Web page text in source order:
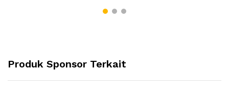
Produk Sponsor Terkait